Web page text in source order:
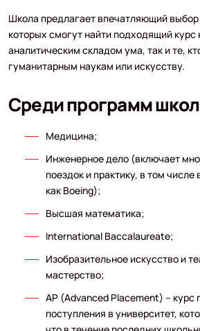
Школа предлагает впечатляющий
которых смогут найти подходящий курс
аналитическим складом ума, так и те,
гуманитарным наукам или искусству.
Среди программ
Медицина;
Инженерное дело (включает
поездок и практику, в том числе
как Boeing);
Высшая математика;
International Baccalaureate;
Изобразительное искусство и
мастерство;
AP (Advanced Placement) – курс
поступления в университет,